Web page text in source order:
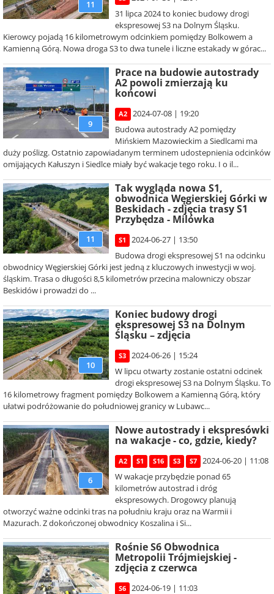
11
31 lipca 2024 to koniec budowy drogi
ekspresowej S3 na Dolnym Śląsku.
Kierowcy pojadą 16 kilometrowym odcinkiem pomiędzy Bolkowem a
Kamienną Górą. Nowa droga S3 to dwa tunele i liczne estakady w górac...
9
Prace na budowie autostrady
A2 powoli zmierzają ku
końcowi
A2
2024-07-08 | 19:20
Budowa autostrady A2 pomiędzy
Mińskiem Mazowieckim a Siedlcami ma
duży poślizg. Ostatnio zapowiadanym terminem udostepnienia odcinków
omijających Kałuszyn i Siedlce miały być wakacje tego roku. I o il...
11
Tak wygląda nowa S1,
obwodnica Węgierskiej Górki w
Beskidach - zdjęcia trasy S1
Przybędza - Milówka
S1
2024-06-27 | 13:50
Budowa drogi ekspresowej S1 na odcinku
obwodnicy Węgierskiej Górki jest jedną z kluczowych inwestycji w woj.
śląskim. Trasa o długości 8,5 kilometrów przecina malowniczy obszar
Beskidów i prowadzi do ...
10
Koniec budowy drogi
ekspresowej S3 na Dolnym
Śląsku – zdjęcia
S3
2024-06-26 | 15:24
W lipcu otwarty zostanie ostatni odcinek
drogi ekspresowej S3 na Dolnym Śląsku. To
16 kilometrowy fragment pomiędzy Bolkowem a Kamienną Górą, który
ułatwi podróżowanie do południowej granicy w Lubawc...
6
Nowe autostrady i ekspresówki
na wakacje - co, gdzie, kiedy?
A2 S1 S16 S3 S7
2024-06-20 | 11:08
W wakacje przybędzie ponad 65
kilometrów autostrad i dróg
ekspresowych. Drogowcy planują
otworzyć ważne odcinki tras na południu kraju oraz na Warmii i
Mazurach. Z dokończonej obwodnicy Koszalina i Si...
Rośnie S6 Obwodnica
Metropolii Trójmiejskiej -
zdjęcia z czerwca
S6
2024-06-19 | 11:03